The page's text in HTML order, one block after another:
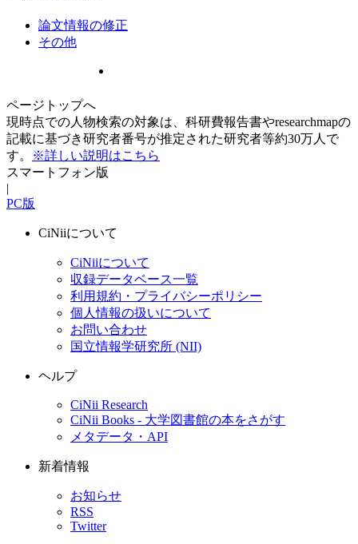
論文情報の修正
その他
ページトップへ
現時点での人物検索の対象は、科研費報告書やresearchmapの
記載に基づき研究者番号が推定された研究者等約30万人で
す。
※詳しい説明はこちら
スマートフォン版
|
PC版
CiNiiについて
CiNiiについて
収録データベース一覧
利用規約・プライバシーポリシー
個人情報の扱いについて
お問い合わせ
国立情報学研究所 (NII)
ヘルプ
CiNii Research
CiNii Books - 大学図書館の本をさがす
メタデータ・API
新着情報
お知らせ
RSS
Twitter